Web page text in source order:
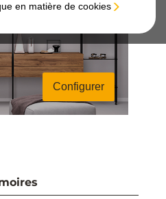
en matière de cookies
Configurer